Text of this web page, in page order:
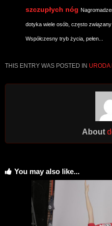
szczupłych nóg
dotyka wiele osób, często
Współczesny tryb życia, pełen...
THIS ENTRY WAS POSTED IN URODA
About
You may also like...